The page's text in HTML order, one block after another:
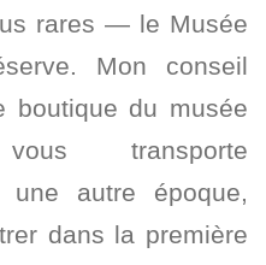
rares — le Musée
Mon conseil
boutique du musée
transporte
une autre époque,
dans la première